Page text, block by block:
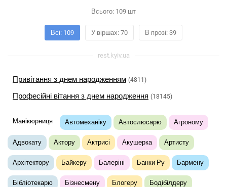
Всього: 109 шт
Всі: 109 У віршах: 70 В прозі: 39
rest.kyiv.ua
Привітання з днем ​​народженням (4811)
Професійні вітання з днем ​​народження (18145)
Манікюрниця Автомеханіку Автослюсарю Агроному
Адвокату Актору Актрисі Акушерка Артисту
Архітектору Байкеру Балеріні Банки Ру Бармену
Бібліотекарю Бізнесмену Блогеру Бодібілдеру